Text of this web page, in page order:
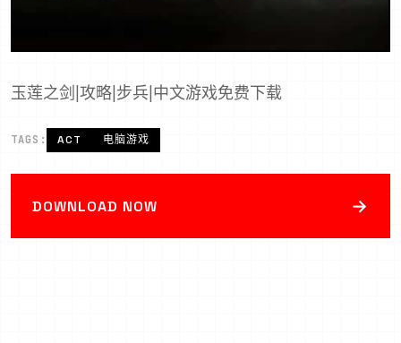
玉莲之剑|攻略|步兵|中文游戏免费下载
TAGS: ACT 电脑游戏
DOWNLOAD NOW →